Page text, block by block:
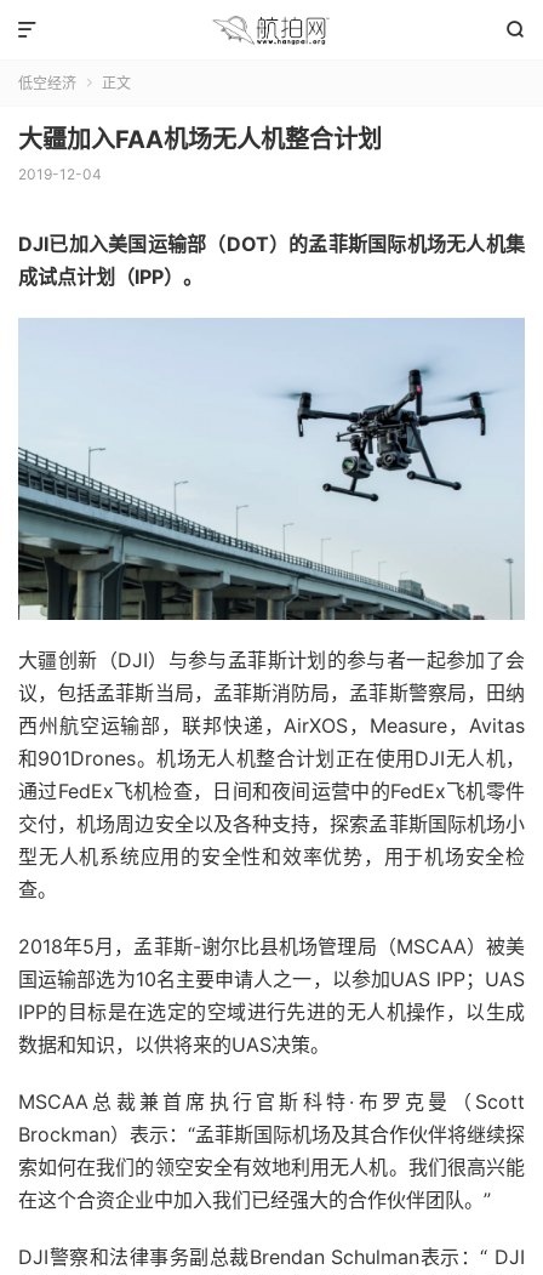


低空经济  正文
大疆加入FAA机场无人机整合计划
2019-12-04
DJI已加入美国运输部（DOT）的孟菲斯国际机场无人机集
成试点计划（IPP）。
大疆创新（DJI）与参与孟菲斯计划的参与者一起参加了会
议，包括孟菲斯当局，孟菲斯消防局，孟菲斯警察局，田纳
西州航空运输部，联邦快递，AirXOS，Measure，Avitas
和901Drones。机场无人机整合计划正在使用DJI无人机，
通过FedEx飞机检查，日间和夜间运营中的FedEx飞机零件
交付，机场周边安全以及各种支持，探索孟菲斯国际机场小
型无人机系统应用的安全性和效率优势，用于机场安全检
查。
2018年5月，孟菲斯-谢尔比县机场管理局（MSCAA）被美
国运输部选为10名主要申请人之一，以参加UAS IPP； UAS
IPP的目标是在选定的空域进行先进的无人机操作，以生成
数据和知识，以供将来的UAS决策。
MSCAA总裁兼首席执行官斯科特·布罗克曼（Scott
Brockman）表示：“孟菲斯国际机场及其合作伙伴将继续探
索如何在我们的领空安全有效地利用无人机。我们很高兴能
在这个合资企业中加入我们已经强大的合作伙伴团队。”
DJI警察和法律事务副总裁Brendan Schulman表示：“ DJI